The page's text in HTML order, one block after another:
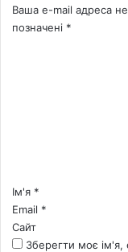
Ваша e-mail адреса
позначені *
*Ім'я *
Email *
Сайт
Зберегти моє ім'я,